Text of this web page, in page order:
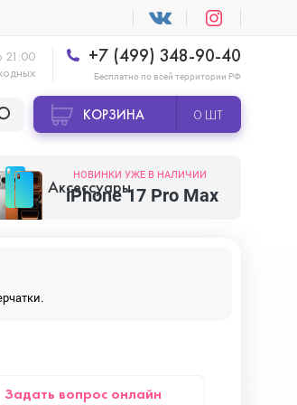
21:00
+7 (499) 348-90-40
Бесплатно по всей территории РФ
КОРЗИНА 0 ШТ
Аксессуары
НОВИНКИ УЖЕ В НАЛИЧИИ
iPhone 17 Pro Max
Задать вопрос онлайн